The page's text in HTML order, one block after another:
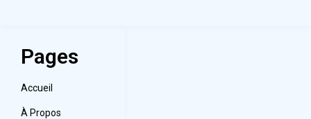
Pages
Accueil
À Propos